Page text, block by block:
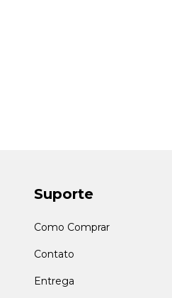
Suporte
Como Comprar
Contato
Entrega